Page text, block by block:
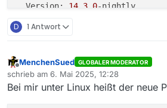
. Version: 14.3 0-nightly
. Vendor: BellSoft
24
. Runtime Version: 24+37
. Maximum Memory:
. Operating System: Windows 10
D 1 Antwort
Offline
MenchenSued GLOBALER MODERATOR
schrieb am 6. Mai 2025, 12:28
zuletzt editiert von
Bei mir unter Linux heißt der neue